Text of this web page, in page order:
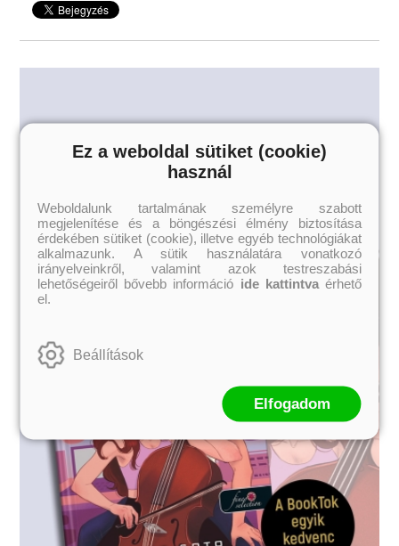
Ez a weboldal sütiket (cookie)
használ
Weboldalunk tartalmának személyre szabott
megjelenítése és a böngészési élmény biztosítása
érdekében sütiket (cookie), illetve egyéb technológiákat
alkalmazunk. A sütik használatára vonatkozó
irányelveinkről, valamint azok testreszabási
lehetőségeiről bővebb információ ide kattintvaérhető
el.
Beállítások
Elfogadom